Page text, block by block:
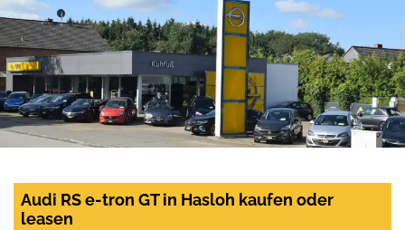
Audi RS e-tron GT in Hasloh kaufen oder
leasen